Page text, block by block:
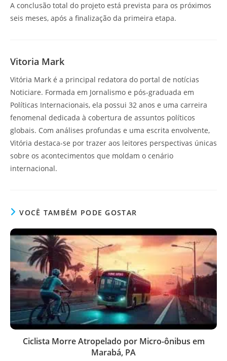
A conclusão total do projeto está prevista para os próximos
seis meses, após a finalização da primeira etapa.
Vitoria Mark
Vitória Mark é a principal redatora do portal de notícias
Noticiare. Formada em Jornalismo e pós-graduada em
Políticas Internacionais, ela possui 32 anos e uma carreira
fenomenal dedicada à cobertura de assuntos políticos
globais. Com análises profundas e uma escrita envolvente,
Vitória destaca-se por trazer aos leitores perspectivas únicas
sobre os acontecimentos que moldam o cenário
internacional.
VOCÊ TAMBÉM PODE GOSTAR
Ciclista Morre Atropelado por Micro-ônibus em
Marabá, PA